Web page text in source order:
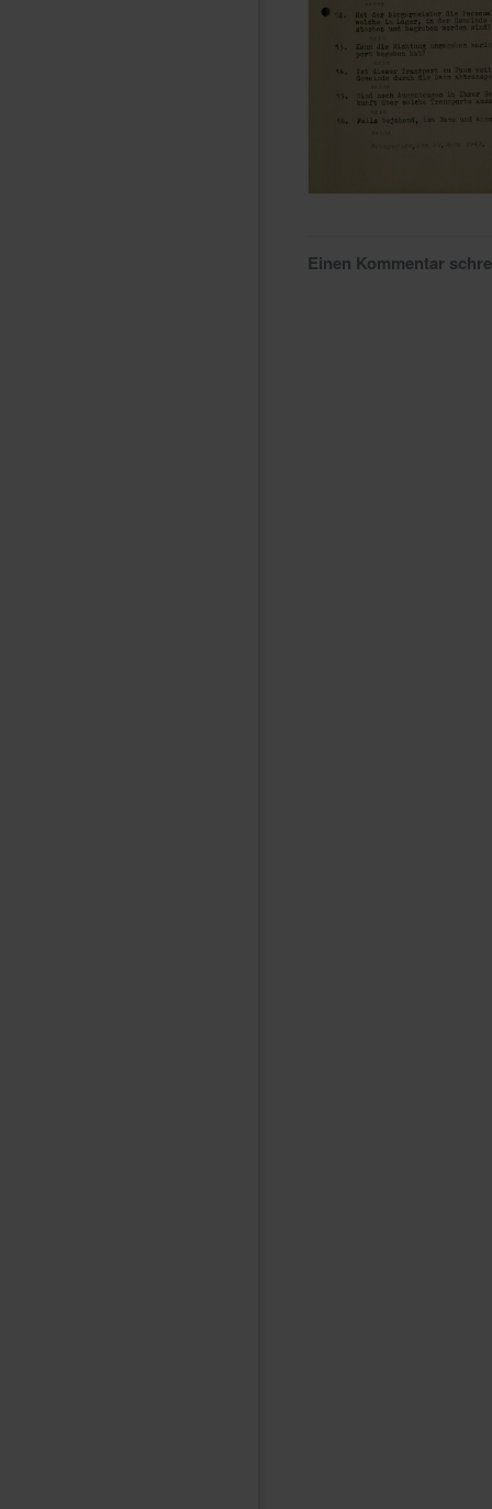
Einen Kommentar